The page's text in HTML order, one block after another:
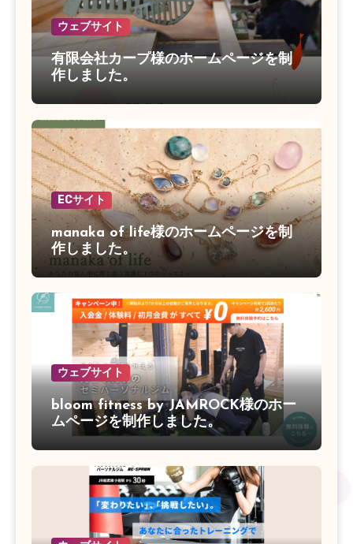
ウェブサイト
有限会社カープ様のホームページを制
作しました。
ECサイト
manaka of life様のホームページを制
作しました。
ウェブサイト
bloom fitness by JAMROCK様のホー
ムページを制作しました。